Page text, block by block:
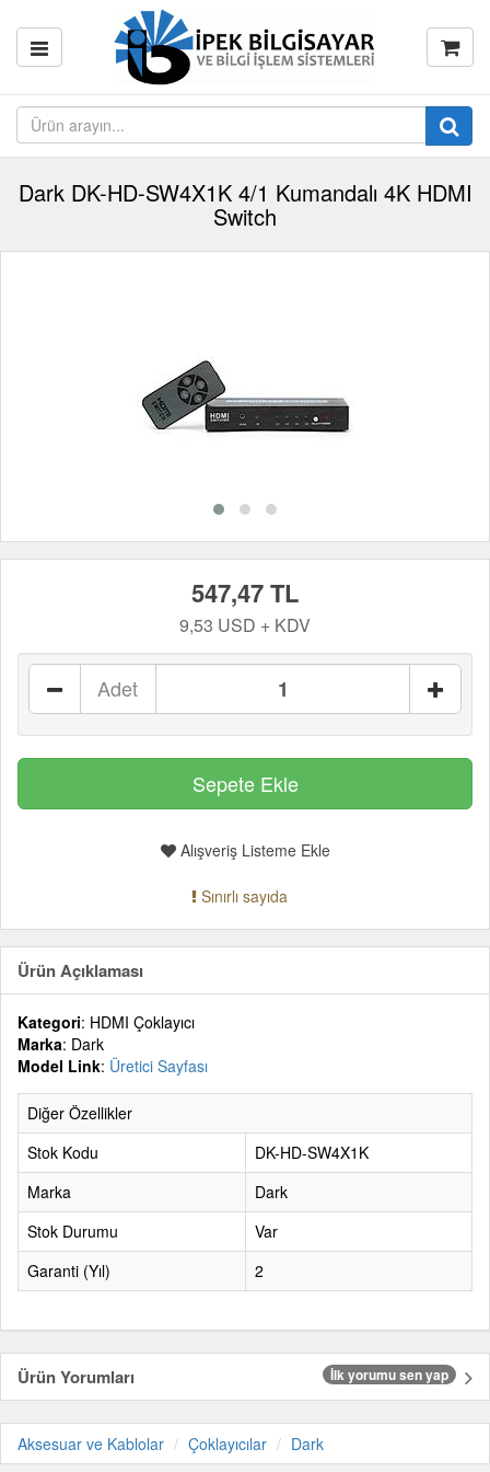
Dark DK-HD-SW4X1K 4/1 Kumandalı 4K HDMI
Switch
547,47 TL
9,53 USD + KDV
Adet
Alışveriş Listeme Ekle
Sınırlı sayıda
Ürün Açıklaması
Kategori: HDMI Çoklayıcı
Marka: Dark
Model Link: Üretici Sayfası
Diğer Özellikler
Stok Kodu
DK-HD-SW4X1K
Marka
Dark
Stok Durumu
Var
Garanti (Yıl)
2
Ürün Yorumları İlk yorumu sen yap
Aksesuar ve Kablolar Çoklayıcılar Dark